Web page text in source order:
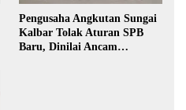
Pengusaha Angkutan Sungai
Kalbar Tolak Aturan SPB
Baru, Dinilai Ancam